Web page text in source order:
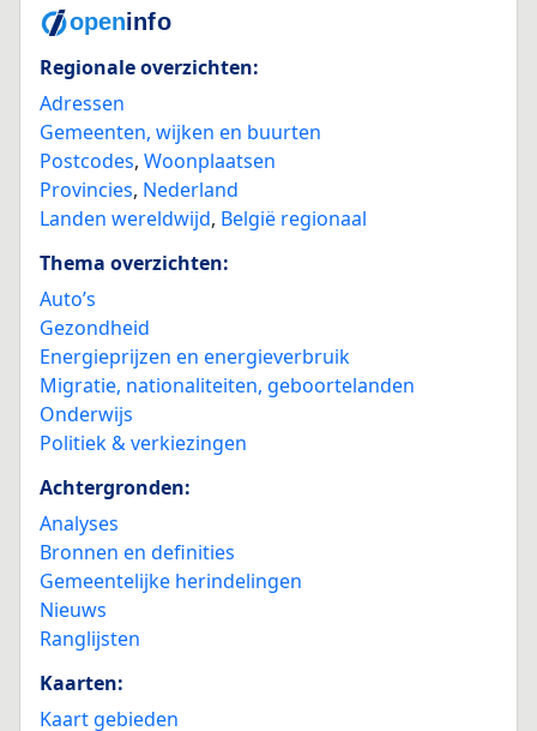
Regionale overzichten:
Adressen
Gemeenten, wijken en buurten
Postcodes, Woonplaatsen
Provincies, Nederland
Landen wereldwijd, België regionaal
Thema overzichten:
Auto’s
Gezondheid
Energieprijzen en energieverbruik
Migratie, nationaliteiten, geboortelanden
Onderwijs
Politiek & verkiezingen
Achtergronden:
Analyses
Bronnen en definities
Gemeentelijke herindelingen
Nieuws
Ranglijsten
Kaarten:
Kaart gebieden